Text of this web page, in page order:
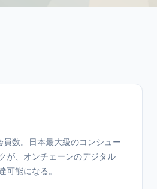
数。日本最大級のコンシュー
が、オンチェーンのデジタル
可能になる。